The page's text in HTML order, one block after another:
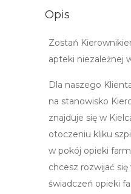
Opis
Zostań
apteki niezależnej
Dla naszego
na stanowisko
znajduje się w
otoczeniu kliku
w pokój opieki
chcesz rozwijać
świadczeń opieki